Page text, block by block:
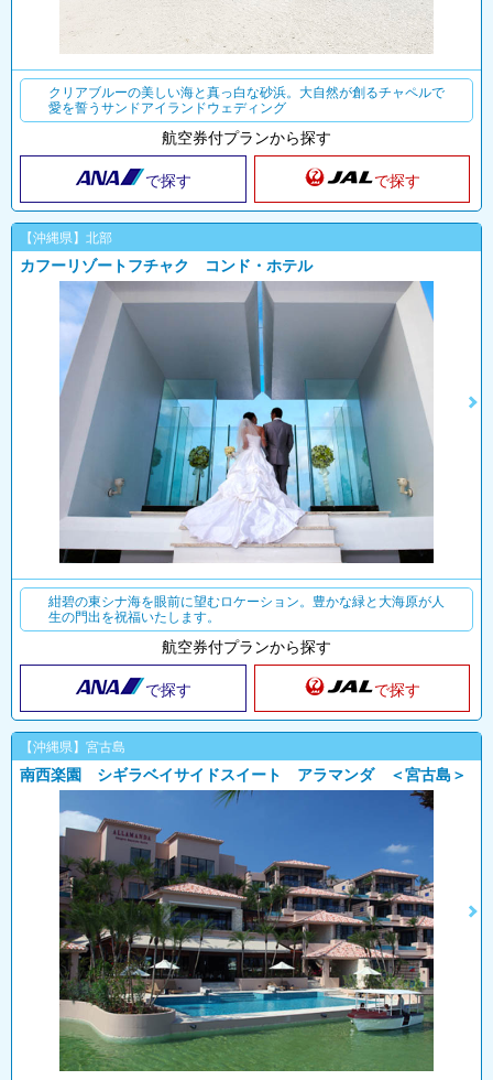
クリアブルーの美しい海と真っ白な砂浜。大自然が創るチャペルで
愛を誓うサンドアイランドウェディング
航空券付プランから探す
で探す で探す
【沖縄県】北部
カフーリゾートフチャク コンド・ホテル
紺碧の東シナ海を眼前に望むロケーション。豊かな緑と大海原が人
生の門出を祝福いたします。
航空券付プランから探す
で探す で探す
【沖縄県】宮古島
南西楽園 シギラベイサイドスイート アラマンダ ＜宮古島＞